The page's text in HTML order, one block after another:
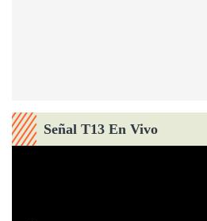
Señal T13 En Vivo